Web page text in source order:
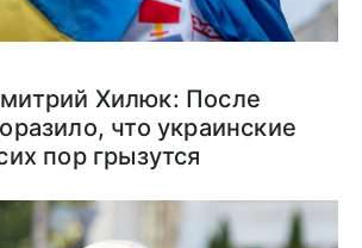
Хилюк: После
что украинские
пор грызутся